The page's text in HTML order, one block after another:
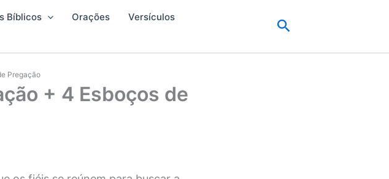
Bíblicos Orações
Versículos
Pesquisar
Pregação
+ 4 Esboços de